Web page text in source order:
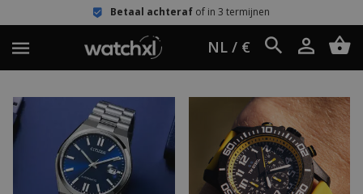
Betaal achteraf of in 3 termijnen
NL / €